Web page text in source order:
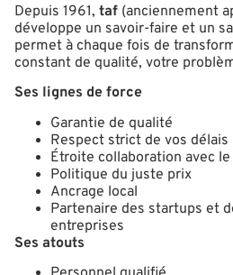
Depuis 1961, taf (anciennement
développe un savoir-faire et un
permet à chaque fois de
constant de qualité, votre
Ses lignes de force
Garantie de qualité
Respect strict de vos délais
Étroite collaboration avec
Politique du juste prix
Ancrage local
Partenaire des startups et
entreprises
Ses atouts